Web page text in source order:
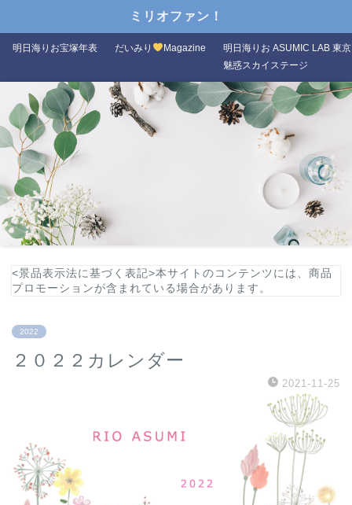
ミリオファン！
明日海りお宝塚年表 だいみり Magazine
明日海りお ASUMIC LAB 東京
魅惑スカイステージ
<景品表示法に基づく表記>本サイトのコンテンツには、商品
プロモーションが含まれている場合があります。
2022
２０２２カレンダー
2021-11-25